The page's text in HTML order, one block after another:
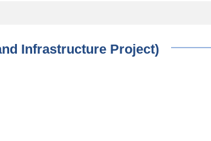
Infrastructure Project)